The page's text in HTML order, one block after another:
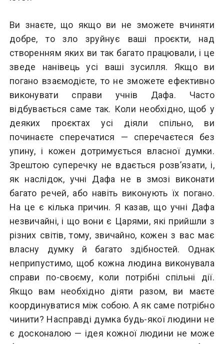
Ви знаєте, що якщо ви не зможете вчиняти
добре, то зло зруйнує ваші проєкти, над
створенням яких ви так багато працювали, і це
зведе нанівець усі ваші зусилля. Якщо ви
погано взаємодієте, то не зможете ефективно
виконувати справи учнів Дафа. Часто
відбувається саме так. Коли необхідно, щоб у
деяких проєктах усі діяли спільно, ви
починаєте сперечатися — сперечаєтеся без
упину, і кожен дотримується власної думки.
Зрештою суперечку не вдається розв’язати, і,
як наслідок, учні Дафа не в змозі виконати
багато речей, або навіть виконують їх погано.
На це є кілька причин. Я казав, що учні Дафа
незвичайні, і що вони є Царями, які прийшли з
різних світів, тому, звичайно, кожен з вас має
власну думку й багато здібностей. Однак
неприпустимо, щоб кожна людина виконувала
справи по-своєму, коли потрібні спільні дії.
Якщо вам необхідно діяти разом, ви маєте
координуватися між собою. А як саме потрібно
чинити? Насправді думка будь-якої людини не
є досконалою — ідея кожної людини не може